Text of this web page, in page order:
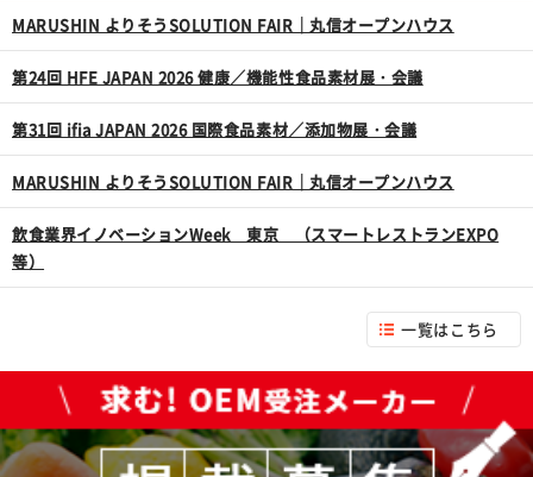
MARUSHIN よりそうSOLUTION FAIR｜丸信オープンハウス
第24回 HFE JAPAN 2026 健康／機能性食品素材展・会議
第31回 ifia JAPAN 2026 国際食品素材／添加物展・会議
MARUSHIN よりそうSOLUTION FAIR｜丸信オープンハウス
飲食業界イノベーションWeek 東京 （スマートレストランEXPO
等）
一覧はこちら